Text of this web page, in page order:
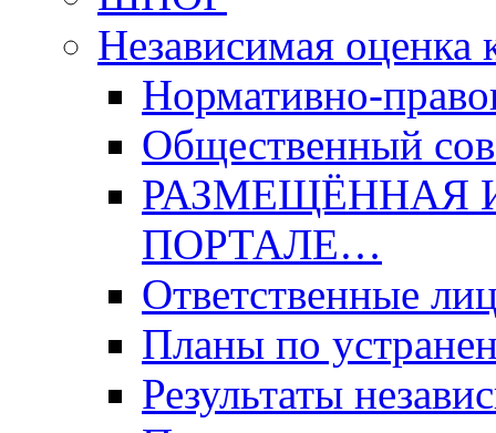
Независимая оценка
Нормативно-
Общественный
РАЗМЕЩЁННАЯ
ПОРТАЛЕ…
Ответственные
Планы по
Результаты